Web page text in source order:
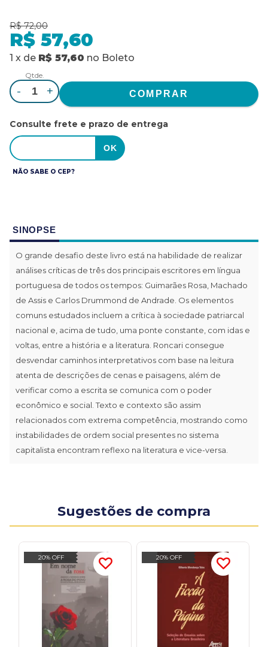
R$ 72,00
R$ 57,60
1 x de R$ 57,60 no Boleto
Qtde.
- +
Consulte frete e prazo de entrega
NÃO SABE O CEP?
SINOPSE
O grande desafio deste livro está na habilidade de realizar
análises críticas de três dos principais escritores em língua
portuguesa de todos os tempos: Guimarães Rosa, Machado
de Assis e Carlos Drummond de Andrade. Os elementos
comuns estudados incluem a crítica à sociedade patriarcal
nacional e, acima de tudo, uma ponte constante, com idas e
voltas, entre a história e a literatura. Roncari consegue
desvendar caminhos interpretativos com base na leitura
atenta de descrições de cenas e paisagens, além de
verificar como a escrita se comunica com o poder
econômico e social. Texto e contexto são assim
relacionados com extrema competência, mostrando como
instabilidades de ordem social presentes no sistema
capitalista encontram reflexo na literatura e vice-versa.
Sugestões de compra
20% OFF 20% OFF